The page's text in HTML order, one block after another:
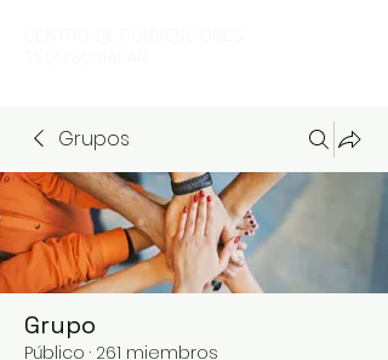
Grupos
Grupo
Público · 261 miembros